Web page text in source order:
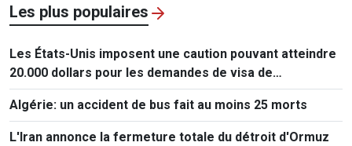
Les plus populaires
Les États-Unis imposent une caution pouvant atteindre
20.000 dollars pour les demandes de visa de
ressortissants de 50 pays
Algérie: un accident de bus fait au moins 25 morts
L'Iran annonce la fermeture totale du détroit d'Ormuz